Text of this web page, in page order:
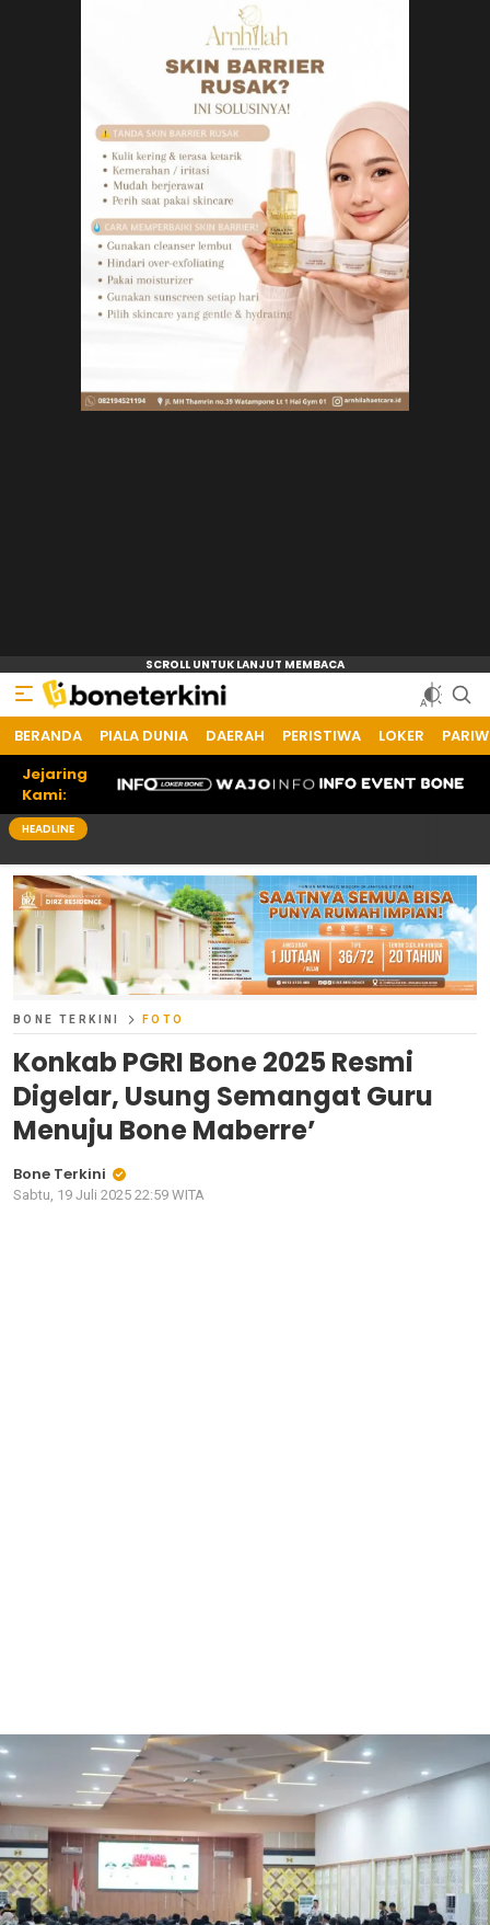
BERANDA PIALA DUNIA DAERAH PERISTIWA LOKER
Jejaring
Kami:
HEADLINE
BONE TERKINI FOTO
Konkab PGRI Bone 2025 Resmi
Digelar, Usung Semangat Guru
Menuju Bone Maberre’
Bone Terkini
Sabtu, 19 Juli 2025 22:59 WITA